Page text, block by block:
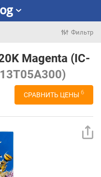
Фильтр
Magenta (IC-
СРАВНИТЬ ЦЕНЫ 6